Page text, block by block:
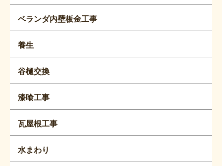
ベランダ内壁板金工事
養生
谷樋交換
漆喰工事
瓦屋根工事
水まわり